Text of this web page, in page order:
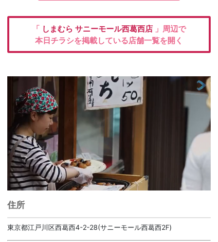
「 しまむら サニーモール西葛西店 」周辺で
本日チラシを掲載している店舗一覧を開く
住所
東京都江戸川区西葛西4-2-28(サニーモール西葛西2F)